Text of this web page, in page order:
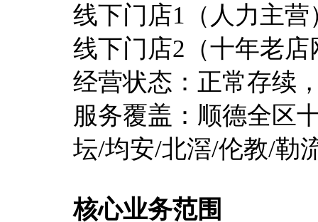
线下门店1（人力主
线下门店2（十年老
经营状态：正常存续
服务覆盖：顺德全区
坛/均安/北滘/伦教/勒
核心业务范围